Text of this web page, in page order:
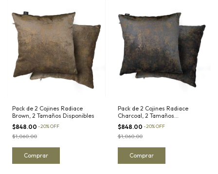
Pack de 2 Cojines Radiace
Brown, 2 Tamaños Disponibles
$848.00 -20%OFF
$1,060.00
Comprar
Pack de 2 Cojines Radiace
Charcoal, 2 Tamaños
Disponibles
$848.00 -20%OFF
$1,060.00
Comprar